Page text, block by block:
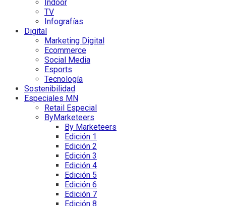
Indoor
TV
Infografías
Digital
Marketing Digital
Ecommerce
Social Media
Esports
Tecnología
Sostenibilidad
Especiales MN
Retail Especial
ByMarketeers
By Marketeers
Edición 1
Edición 2
Edición 3
Edición 4
Edición 5
Edición 6
Edición 7
Edición 8